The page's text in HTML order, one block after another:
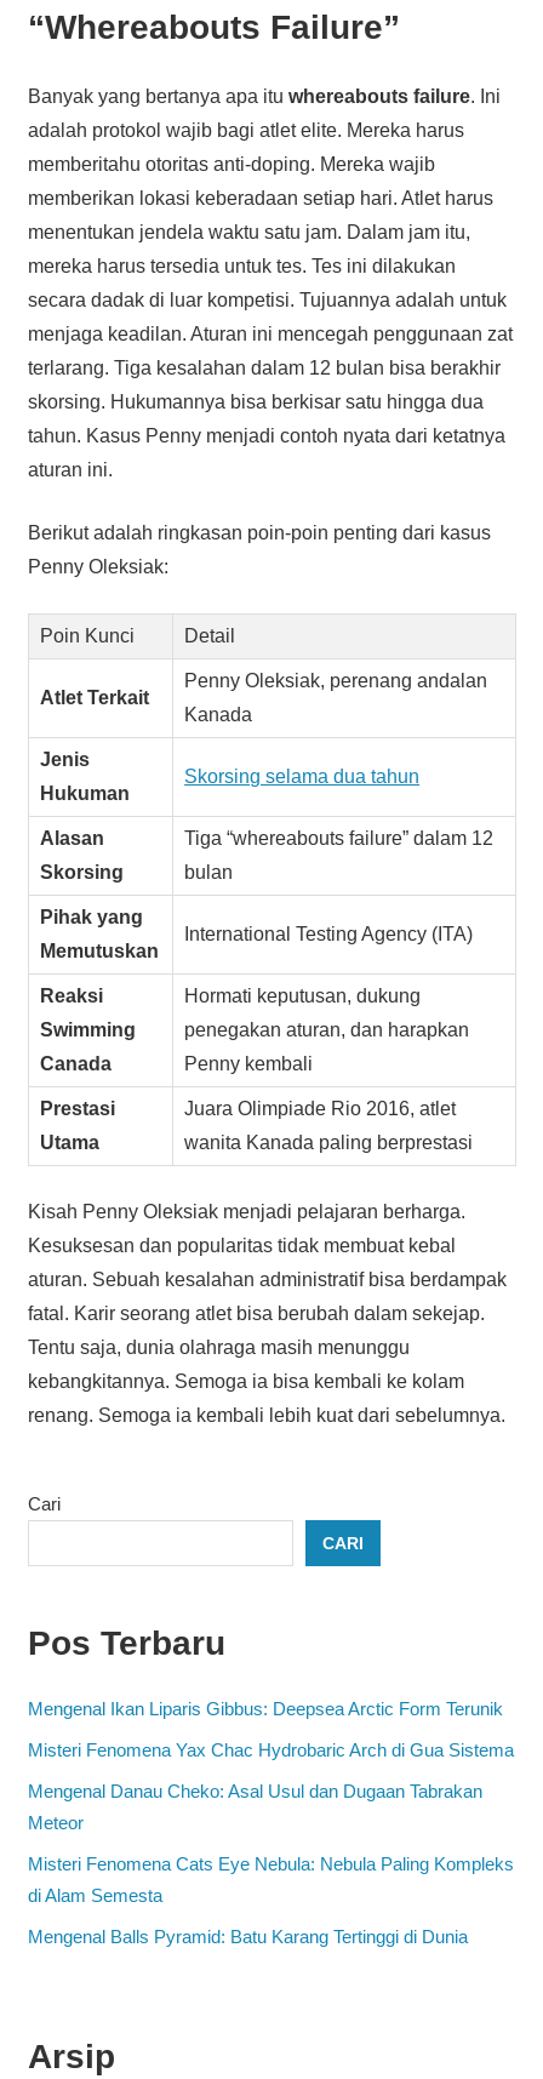
“Whereabouts Failure”
Banyak yang bertanya apa itu whereabouts failure. Ini
adalah protokol wajib bagi atlet elite. Mereka harus
memberitahu otoritas anti-doping. Mereka wajib
memberikan lokasi keberadaan setiap hari. Atlet harus
menentukan jendela waktu satu jam. Dalam jam itu,
mereka harus tersedia untuk tes. Tes ini dilakukan
secara dadak di luar kompetisi. Tujuannya adalah untuk
menjaga keadilan. Aturan ini mencegah penggunaan zat
terlarang. Tiga kesalahan dalam 12 bulan bisa berakhir
skorsing. Hukumannya bisa berkisar satu hingga dua
tahun. Kasus Penny menjadi contoh nyata dari ketatnya
aturan ini.
Berikut adalah ringkasan poin-poin penting dari kasus
Penny Oleksiak:
Poin Kunci Detail
Atlet Terkait
Penny Oleksiak, perenang andalan
Kanada
Jenis
Hukuman
Skorsing selama dua tahun
Alasan
Skorsing
Tiga “whereabouts failure” dalam 12
bulan
Pihak yang
Memutuskan
International Testing Agency (ITA)
Reaksi
Swimming
Canada
Hormati keputusan, dukung
penegakan aturan, dan harapkan
Penny kembali
Prestasi
Utama
Juara Olimpiade Rio 2016, atlet
wanita Kanada paling berprestasi
Kisah Penny Oleksiak menjadi pelajaran berharga.
Kesuksesan dan popularitas tidak membuat kebal
aturan. Sebuah kesalahan administratif bisa berdampak
fatal. Karir seorang atlet bisa berubah dalam sekejap.
Tentu saja, dunia olahraga masih menunggu
kebangkitannya. Semoga ia bisa kembali ke kolam
renang. Semoga ia kembali lebih kuat dari sebelumnya.
Cari
CARI
Pos Terbaru
Mengenal Ikan Liparis Gibbus: Deepsea Arctic Form Terunik
Misteri Fenomena Yax Chac Hydrobaric Arch di Gua Sistema
Mengenal Danau Cheko: Asal Usul dan Dugaan Tabrakan
Meteor
Misteri Fenomena Cats Eye Nebula: Nebula Paling Kompleks
di Alam Semesta
Mengenal Balls Pyramid: Batu Karang Tertinggi di Dunia
Arsip